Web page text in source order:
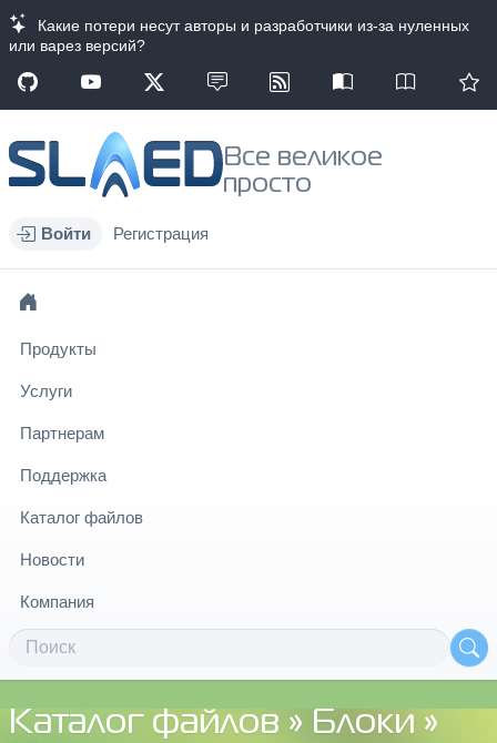
Какие потери несут авторы и разработчики из-за нуленных
или варез версий?
Все великое
просто
Войти Регистрация
Продукты
Услуги
Партнерам
Поддержка
Каталог файлов
Новости
Компания
Каталог файлов » Блоки »